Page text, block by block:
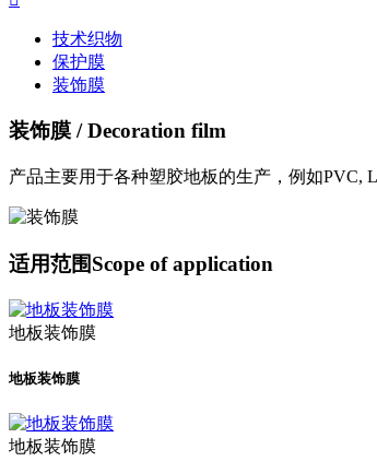
技术织物
保护膜
装饰膜
装饰膜 / Decoration film
产品主要用于各种塑胶地板的生产，例如PVC,
适用范围Scope of application
地板装饰膜
地板装饰膜
地板装饰膜